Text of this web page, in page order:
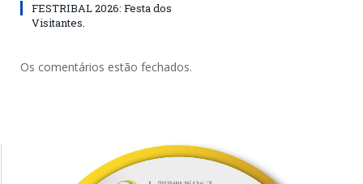
FESTRIBAL 2026: Festa dos
Visitantes.
Os comentários estão fechados.